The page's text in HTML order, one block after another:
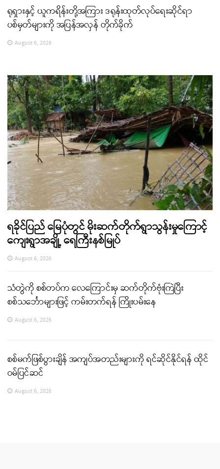
ရုရှားနှင့် ယူကရိန်းတို့အကြား ဒရုန်းထုတ်လုပ်ရေးဆိုင်ရာ
ပစ်မှတ်များကို အပြန်အလှန် တိုက်ခိုက်
August 6, 2026
ရခိုင်ပြည် မြေပုံတွင် မိုးဆက်တိုက်ရွာသွန်းမှုကြောင့်
ကျေးရွာအချို့ ရေကြီးနစ်မြုပ်
August 6, 2026
သံတွဲကို စစ်တပ်က လေကြောင်းမှ ဆက်တိုက်ဗုံးကြဲပြီး
စစ်သင်္ဘောများဖြင့် ကမ်းတက်ရန် ကြိုးပမ်းနေ
August 6, 2026
စစ်မက်ဖြစ်ပွားချိန် အကျပ်အတည်းများကို ရင်ဆိုင်နိုင်ရန် ထိုင်
ဝမ်ပြင်ဆင်
August 6, 2026